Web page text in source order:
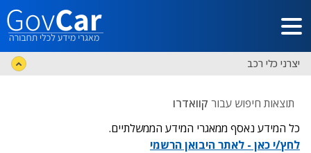
דלג לתוכן הראשי
יצרני כלי רכב
תוצאות חיפוש עבור קוואדרו
כל המידע נאסף ממאגרי המידע הממשלתיים.
לחץ/י כאן - לאתר היבואן הרשמי